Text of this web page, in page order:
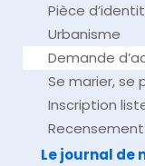
Pièce
Urbanisme
Demande
Se marier, se
Inscription
Le journal de